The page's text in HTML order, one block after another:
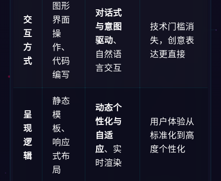
交
互
方
式
图形
界面
操
作、
代码
编写
对话式
与意图
驱动、
自然语
言交互
技术门槛消
失，创意表
达更直接
呈
现
逻
辑
静态
模
板、
响应
式布
局
动态个
性化与
自适
应、实
时渲染
用户体验从
标准化到高
度个性化